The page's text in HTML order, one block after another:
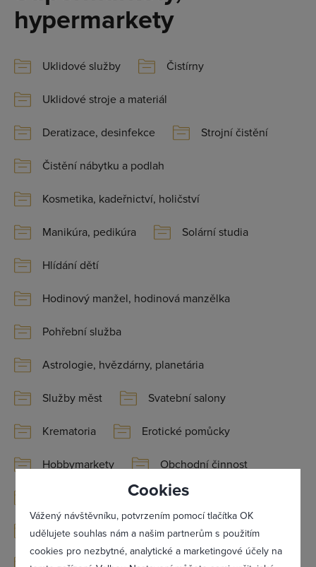
Cookies
Vážený návštěvníku, potvrzením pomocí tlačítka OK
udělujete souhlas nám a našim partnerům s použitím
cookies pro nezbytné, analytické a marketingové účely na
hypermarkety
Uklidové služby Čistírny
Uklidové stroje a materiál
Deratizace, desinfekce Strojní čistění
Čistění nábytku a podlah
Kosmetika, kadeřnictví, holičství
Manikúra, pedikúra Solární studia
Hlídání dětí
Hodinový manžel, hodinová manzělka
Pohřební služba
Astrologie, hvězdárny, planetária
Služby měst Svatební salony
Krematoria Erotické pomůcky
Hobbymarkety Obchodní činnost
Zásilková služba
Supermarkety, hypermarkety
Spotřební a průmyslové zboží Charita